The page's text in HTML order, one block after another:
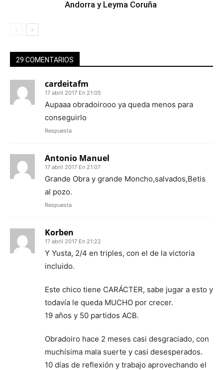
Andorra y Leyma Coruña
29 COMENTARIOS
cardeitafm
17 abril 2017 En 21:05
Aupaaa obradoirooo ya queda menos para
conseguirlo
Respuesta
Antonio Manuel
17 abril 2017 En 21:07
Grande Obra y grande Moncho,salvados,Betis
al pozo.
Respuesta
Korben
17 abril 2017 En 21:22
Y Yusta, 2/4 en triples, con el de la victoria
incluido.
Este chico tiene CARÁCTER, sabe jugar a esto y
todavía le queda MUCHO por crecer.
19 años y 50 partidos ACB.
Obradoiro hace 2 meses casi desgraciado, con
muchísima mala suerte y casi desesperados.
10 días de reflexión y trabajo aprovechando el